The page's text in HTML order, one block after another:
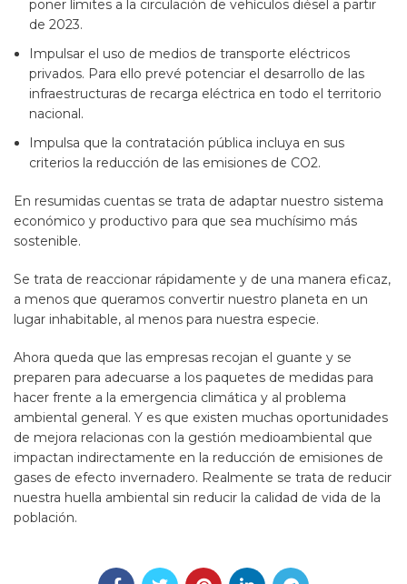
poner límites a la circulación de vehículos diésel a partir
de 2023.
Impulsar el uso de medios de transporte eléctricos
privados. Para ello prevé potenciar el desarrollo de las
infraestructuras de recarga eléctrica en todo el territorio
nacional.
Impulsa que la contratación pública incluya en sus
criterios la reducción de las emisiones de CO2.
En resumidas cuentas se trata de adaptar nuestro sistema
económico y productivo para que sea muchísimo más
sostenible.
Se trata de reaccionar rápidamente y de una manera eficaz,
a menos que queramos convertir nuestro planeta en un
lugar inhabitable, al menos para nuestra especie.
Ahora queda que las empresas recojan el guante y se
preparen para adecuarse a los paquetes de medidas para
hacer frente a la emergencia climática y al problema
ambiental general. Y es que existen muchas oportunidades
de mejora relacionas con la gestión medioambiental que
impactan indirectamente en la reducción de emisiones de
gases de efecto invernadero. Realmente se trata de reducir
nuestra huella ambiental sin reducir la calidad de vida de la
población.